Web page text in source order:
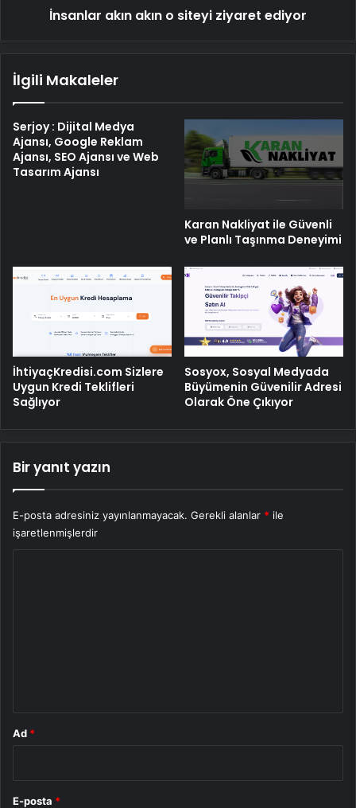
İnsanlar akın akın o siteyi ziyaret ediyor
İlgili Makaleler
Serjoy : Dijital Medya
Ajansı, Google Reklam
Ajansı, SEO Ajansı ve Web
Tasarım Ajansı
Karan Nakliyat ile Güvenli
ve Planlı Taşınma Deneyimi
İhtiyaçKredisi.com Sizlere
Uygun Kredi Teklifleri
Sağlıyor
Sosyox, Sosyal Medyada
Büyümenin Güvenilir Adresi
Olarak Öne Çıkıyor
Bir yanıt yazın
E-posta adresiniz yayınlanmayacak. Gerekli alanlar * ile
işaretlenmişlerdir
Ad *
E-posta *